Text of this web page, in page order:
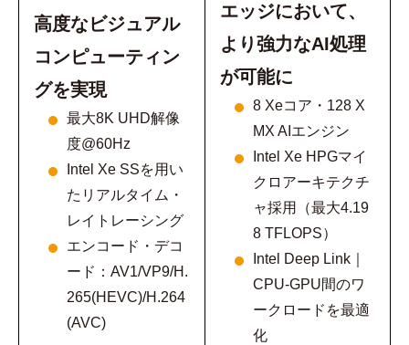
高度なビジュアル
コンピューティン
グを実現
最大8K UHD解像
度@60Hz
Intel Xe SSを用い
たリアルタイム・
レイトレーシング
エンコード・デコ
ード：AV1/VP9/H.
265(HEVC)/H.264
(AVC)
エッジにおいて、
より強力なAI処理
が可能に
8 Xeコア・128 X
MX AIエンジン
Intel Xe HPGマイ
クロアーキテクチ
ャ採用（最大4.19
8 TFLOPS）
Intel Deep Link｜
CPU-GPU間のワ
ークロードを最適
化